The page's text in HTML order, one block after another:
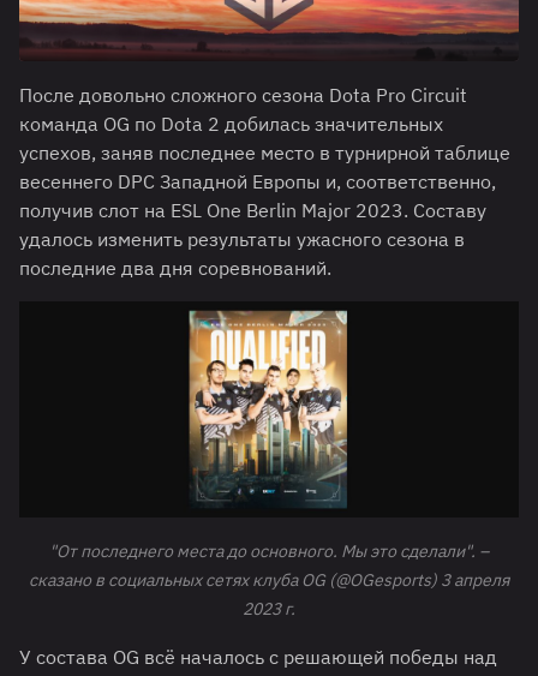
После довольно сложного сезона Dota Pro Circuit
команда OG по Dota 2 добилась значительных
успехов, заняв последнее место в турнирной таблице
весеннего DPC Западной Европы и, соответственно,
получив слот на ESL One Berlin Major 2023. Составу
удалось изменить результаты ужасного сезона в
последние два дня соревнований.
"От последнего места до основного. Мы это сделали". –
сказано в социальных сетях клуба OG (@OGesports) 3 апреля
2023 г.
У состава OG всё началось с решающей победы над